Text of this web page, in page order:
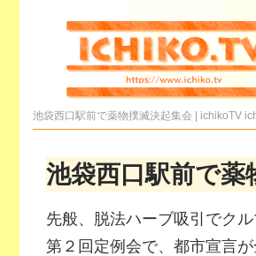
池袋西口駅前で薬物撲滅決起集会 | ichikoTV
池袋西口駅前で薬
先般、脱法ハーブ吸引でク
第２回定例会で、都市宣言